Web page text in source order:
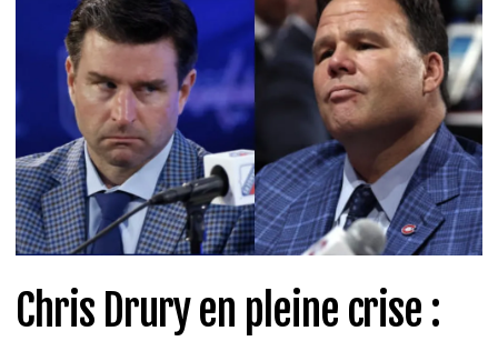
Chris Drury en pleine crise :